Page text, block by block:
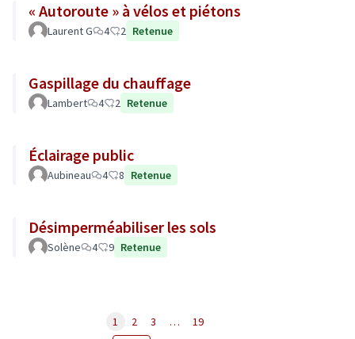
« Autoroute » à vélos et piétons
Laurent G 4 2 Retenue
Gaspillage du chauffage
Lambert 4 2 Retenue
Éclairage public
Aubineau 4 8 Retenue
Désimperméabiliser les sols
Solène 4 9 Retenue
1 2 3 … 19